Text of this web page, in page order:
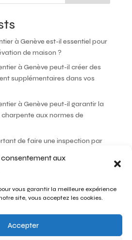
consentement aux
vous garantir la meilleure expérience
site, vous acceptez les cookies.
Accepter
à Genève est-il essentiel pour
de maison ?
à Genève peut-il créer des
supplémentaires dans vos
à Genève peut-il garantir la
aux normes de
de faire une inspection par
à Genève peut-il choisir les